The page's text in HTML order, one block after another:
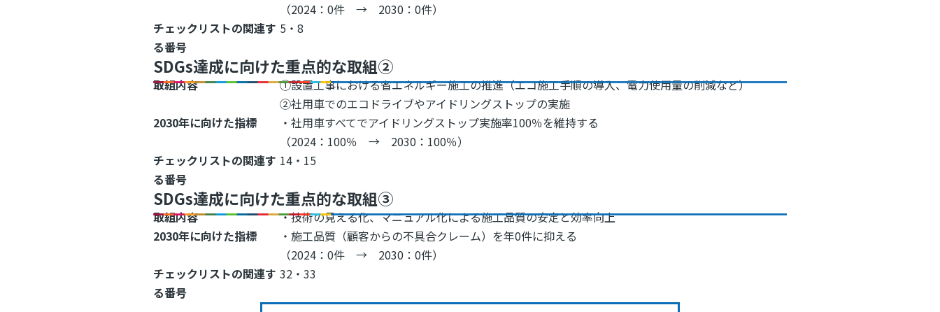
（2024：0件 → 2030：0件）
チェックリストの関連す
る番号
5・8
SDGs達成に向けた重点的な取組②
取組内容
①設置工事における省エネルギー施工の推進（エコ施工手順の導入、電力使用量の削減など）
②社用車でのエコドライブやアイドリングストップの実施
2030年に向けた指標
・社用車すべてでアイドリングストップ実施率100％を維持する
（2024：100％ → 2030：100％）
チェックリストの関連す
る番号
14・15
SDGs達成に向けた重点的な取組③
取組内容
・技術の見える化、マニュアル化による施工品質の安定と効率向上
2030年に向けた指標
・施工品質（顧客からの不具合クレーム）を年0件に抑える
（2024：0件 → 2030：0件）
チェックリストの関連す
る番号
32・33